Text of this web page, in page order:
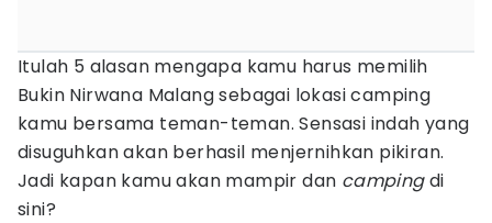
Itulah 5 alasan mengapa kamu harus memilih
Bukin Nirwana Malang sebagai lokasi camping
kamu bersama teman-teman. Sensasi indah yang
disuguhkan akan berhasil menjernihkan pikiran.
Jadi kapan kamu akan mampir dan campingdi
sini?